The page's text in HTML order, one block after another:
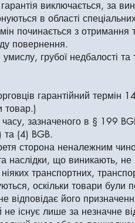
виключається, за
в області
починається з
повернення.
грубої недбалості
гарантійний
зазначеного в § 199
та (4) BGB.
сторона неналежним
наслідки, що виникають,
транспортних,
оскільки товари були
відповідає його
не існує лише за незначне